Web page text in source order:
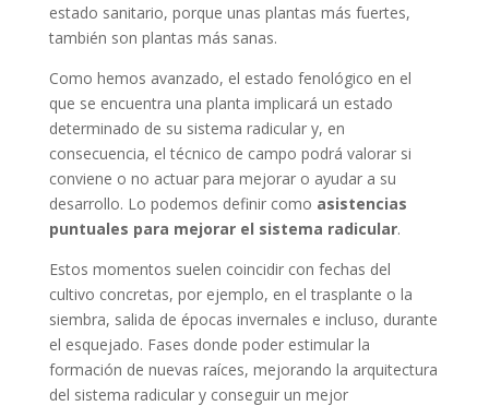
estado sanitario, porque unas plantas más fuertes,
también son plantas más sanas.
Como hemos avanzado, el estado fenológico en el
que se encuentra una planta implicará un estado
determinado de su sistema radicular y, en
consecuencia, el técnico de campo podrá valorar si
conviene o no actuar para mejorar o ayudar a su
desarrollo. Lo podemos definir como asistencias
puntuales para mejorar el sistema radicular.
Estos momentos suelen coincidir con fechas del
cultivo concretas, por ejemplo, en el trasplante o la
siembra, salida de épocas invernales e incluso, durante
el esquejado. Fases donde poder estimular la
formación de nuevas raíces, mejorando la arquitectura
del sistema radicular y conseguir un mejor